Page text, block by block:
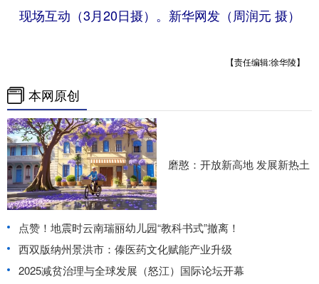
现场互动（3月20日摄）。新华网发（周润元 摄）
【责任编辑:徐华陵】
本网原创
磨憨：开放新高地 发展新热土
点赞！地震时云南瑞丽幼儿园“教科书式”撤离！
西双版纳州景洪市：傣医药文化赋能产业升级
2025减贫治理与全球发展（怒江）国际论坛开幕